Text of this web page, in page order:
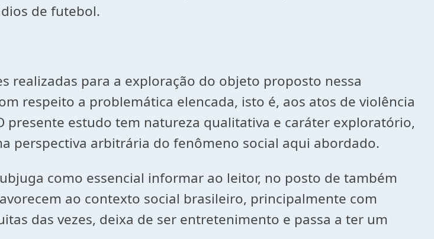
de futebol.
realizadas para a exploração do objeto proposto nessa
respeito a problemática elencada, isto é, aos atos de violência
estudo tem natureza qualitativa e caráter exploratório,
perspectiva arbitrária do fenômeno social aqui abordado.
como essencial informar ao leitor, no posto de também
ao contexto social brasileiro, principalmente com
das vezes, deixa de ser entretenimento e passa a ter um